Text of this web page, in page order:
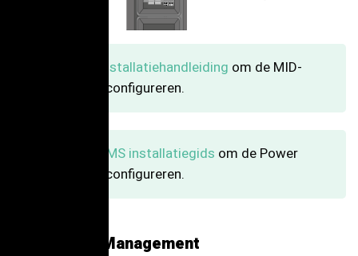
installatiehandleiding om de MID-
meter te configureren.
EMS installatiegids om de Power
Boost te configureren.
Static Load Management